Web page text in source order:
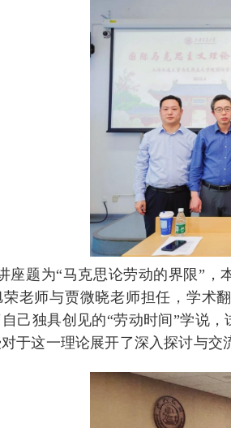
座题为“马克思论劳动的界限”，
老师与贾微晓老师担任，学术
自己独具创见的“劳动时间”学说
于这一理论展开了深入探讨与交